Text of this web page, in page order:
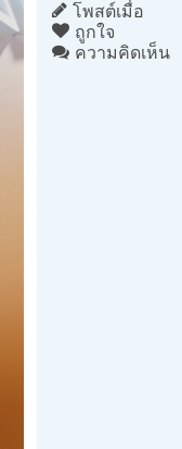
โพสต์เมื่อ
ถูกใจ
ความคิดเห็น